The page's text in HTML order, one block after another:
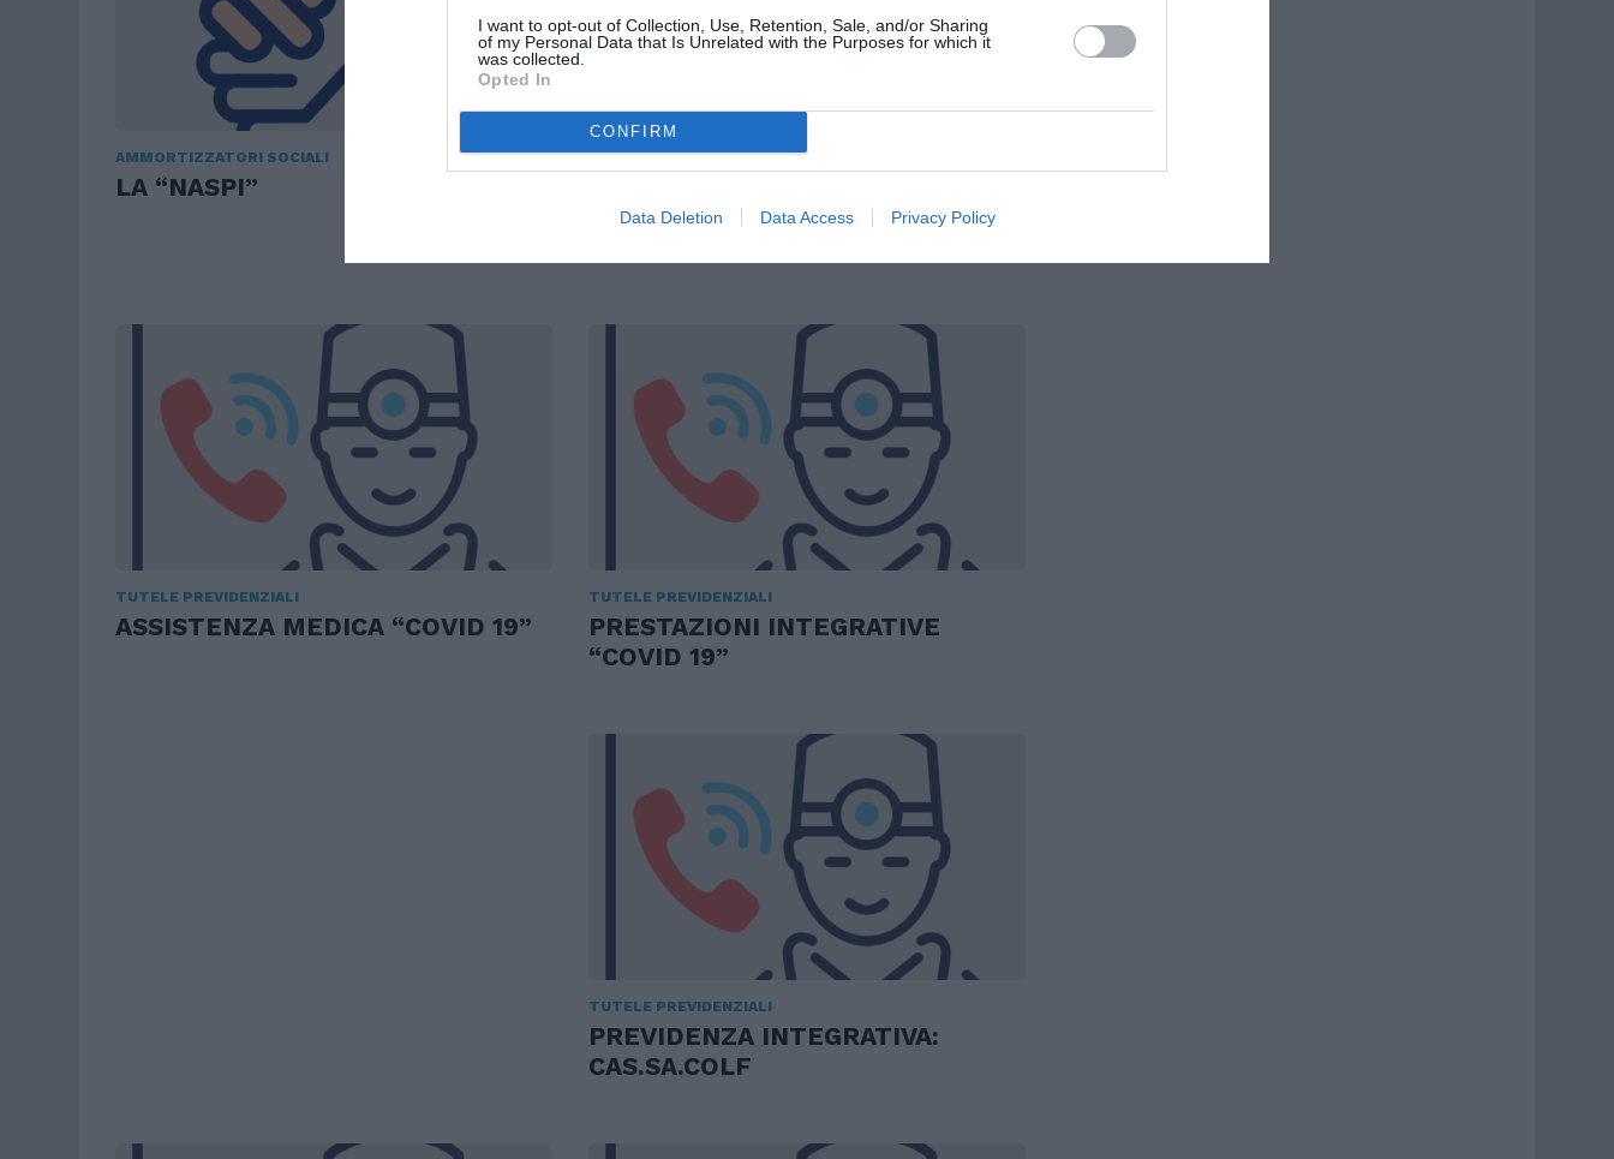
I want to opt-out of Collection, Use, Retention, Sale, and/or Sharing
of my Personal Data that Is Unrelated with the Purposes for which it
was collected.
Opted In
CONFIRM
Data Deletion Data Access Privacy Policy
AMMORTIZZATORI SOCIALI
LA “NASPI”
AMMORTIZZATORI SOCIALI
MISURE DI CONTRASTO ALLA
TUTELE PREVIDENZIALI
ASSISTENZA MEDICA “COVID 19”
TUTELE PREVIDENZIALI
PRESTAZIONI INTEGRATIVE
“COVID 19”
TUTELE PREVIDENZIALI
PREVIDENZA INTEGRATIVA:
CAS.SA.COLF